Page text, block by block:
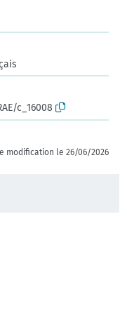
c_16008
modification le 26/06/2026